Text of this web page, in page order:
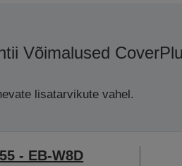
Võimalused
lisatarvikute vahel.
- EB-W8D